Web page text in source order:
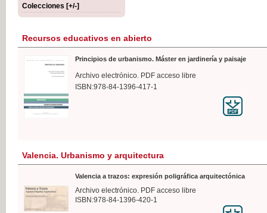
Colecciones [+/-]
Recursos educativos en abierto
Principios de urbanismo. Máster en jardinería y paisaje
Archivo electrónico. PDF acceso libre
ISBN:978-84-1396-417-1
Valencia. Urbanismo y arquitectura
Valencia a trazos: expresión poligráfica arquitectónica
Archivo electrónico. PDF acceso libre
ISBN:978-84-1396-420-1